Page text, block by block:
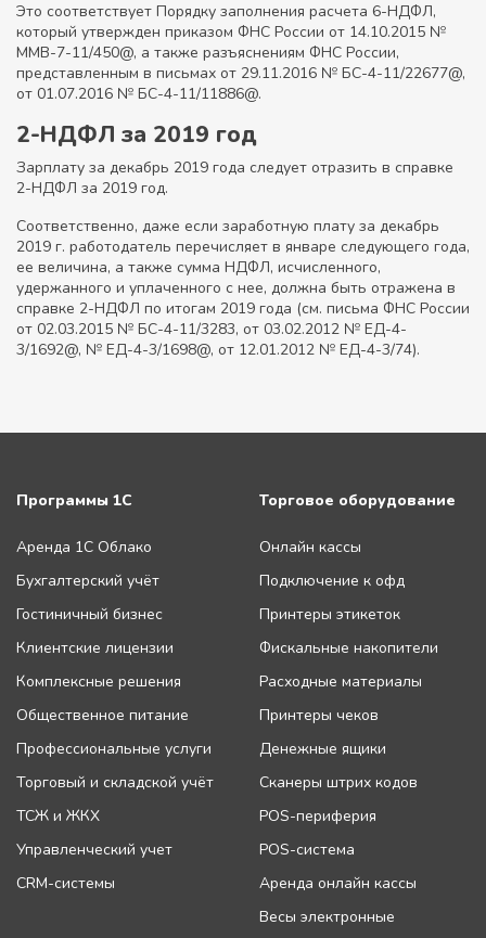
Это соответствует Порядку заполнения расчета 6-НДФЛ,
который утвержден приказом ФНС России от 14.10.2015 №
ММВ-7-11/450@, а также разъяснениям ФНС России,
представленным в письмах от 29.11.2016 № БС-4-11/22677@,
от 01.07.2016 № БС-4-11/11886@.
2-НДФЛ за 2019 год
Зарплату за декабрь 2019 года следует отразить в справке
2-НДФЛ за 2019 год.
Соответственно, даже если заработную плату за декабрь
2019 г. работодатель перечисляет в январе следующего года,
ее величина, а также сумма НДФЛ, исчисленного,
удержанного и уплаченного с нее, должна быть отражена в
справке 2-НДФЛ по итогам 2019 года (см. письма ФНС России
от 02.03.2015 № БС-4-11/3283, от 03.02.2012 № ЕД-4-
3/1692@, № ЕД-4-3/1698@, от 12.01.2012 № ЕД-4-3/74).
Программы 1С
Аренда 1С Облако
Бухгалтерский учёт
Гостиничный бизнес
Клиентские лицензии
Комплексные решения
Общественное питание
Профессиональные услуги
Торговый и складской учёт
ТСЖ и ЖКХ
Управленческий учет
CRM-системы
Торговое оборудование
Онлайн кассы
Подключение к офд
Принтеры этикеток
Фискальные накопители
Расходные материалы
Принтеры чеков
Денежные ящики
Сканеры штрих кодов
POS-периферия
POS-система
Аренда онлайн кассы
Весы электронные